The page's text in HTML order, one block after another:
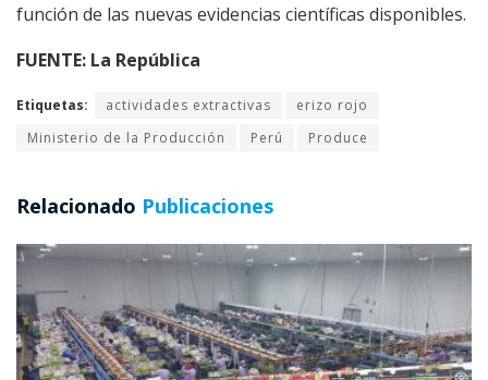
función de las nuevas evidencias científicas disponibles.
FUENTE: La República
Etiquetas: actividades extractivas
erizo rojo
Ministerio de la Producción
Perú Produce
Relacionado Publicaciones